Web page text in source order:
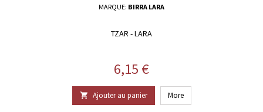
MARQUE: BIRRA LARA
TZAR - LARA
Prix
6,15 €
 Ajouter au panier More